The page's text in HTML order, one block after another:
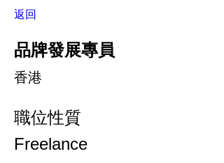
返回
品牌發展專員
香港
職位性質
Freelance